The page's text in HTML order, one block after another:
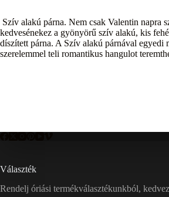
Szív alakú párna. Nem csak Valentin napra
kedvesénekez a gyönyörű szív alakú, kis
díszített párna. A Szív alakú párnával egyedi
szerelemmel teli romantikus hangulot
Választék
Rendelj óriási termékválasztékunkból,